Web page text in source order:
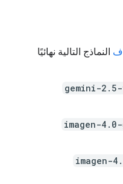
النماذج التالية نهائيًا
gemini-
imagen-
imagen-